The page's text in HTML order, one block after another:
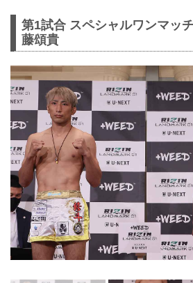
第1試合 スペシャルワンマッ
藤頌貴